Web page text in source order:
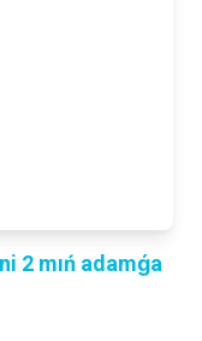
2 mıń adamǵa